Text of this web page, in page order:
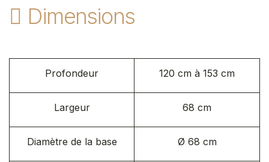
Dimensions
Profondeur 120 cm à 153 cm
Largeur 68 cm
Diamètre de la base Ø 68 cm